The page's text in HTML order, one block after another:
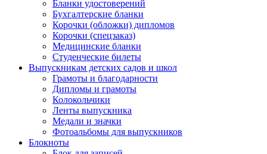
Бланки удостоверений
Бухгалтерские бланки
Корочки (обложки) дипломов
Корочки (спецзаказ)
Медицинские бланки
Студенческие билеты
Выпускникам детских садов и школ
Грамоты и благодарности
Дипломы и грамоты
Колокольчики
Ленты выпускника
Медали и значки
Фотоальбомы для выпускников
Блокноты